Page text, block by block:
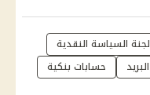
لجنة السياسة النقدية
البريد
حسابات بنكية